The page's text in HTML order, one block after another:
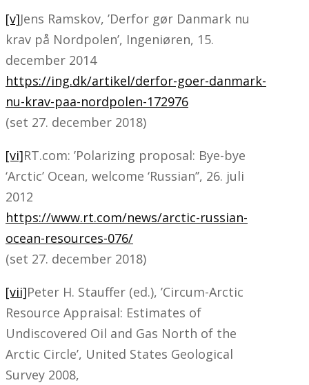
[v]Jens Ramskov, ’Derfor gør Danmark nu
krav på Nordpolen’, Ingeniøren, 15.
december 2014
https://ing.dk/artikel/derfor-goer-danmark-
nu-krav-paa-nordpolen-172976
(set 27. december 2018)
[vi]RT.com: ’Polarizing proposal: Bye-bye
‘Arctic’ Ocean, welcome ‘Russian’’, 26. juli
2012
https://www.rt.com/news/arctic-russian-
ocean-resources-076/
(set 27. december 2018)
[vii]Peter H. Stauffer (ed.), ’Circum-Arctic
Resource Appraisal: Estimates of
Undiscovered Oil and Gas North of the
Arctic Circle’, United States Geological
Survey 2008,